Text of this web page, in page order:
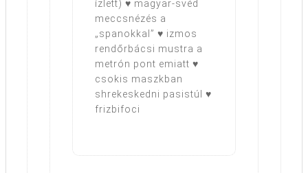
ízlett) ♥ magyar-svéd
meccsnézés a
„spanokkal” ♥ izmos
rendőrbácsi mustra a
metrón pont emiatt ♥
csokis maszkban
shrekeskedni pasistúl ♥
frizbifoci